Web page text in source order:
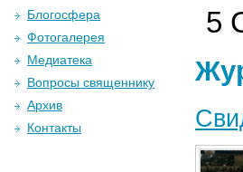
5
Блогосфера
Фотогалерея
Медиатека
Вопросы священнику
Архив
Контакты